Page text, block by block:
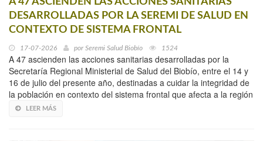
DESARROLLADAS POR LA SEREMI DE SALUD EN
CONTEXTO DE SISTEMA FRONTAL
17-07-2026 por Seremi Salud Biobío 1524
A 47 ascienden las acciones sanitarias desarrolladas por la
Secretaría Regional Ministerial de Salud del Biobío, entre el 14 y
16 de julio del presente año, destinadas a cuidar la integridad de
la población en contexto del sistema frontal que afecta a la región
LEER MÁS